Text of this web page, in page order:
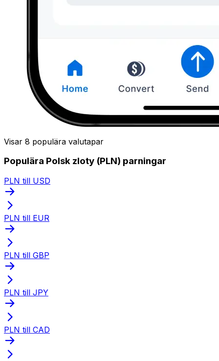
Visar 8 populära valutapar
Populära Polsk zloty (PLN) parningar
PLN till USD
PLN till EUR
PLN till GBP
PLN till JPY
PLN till CAD